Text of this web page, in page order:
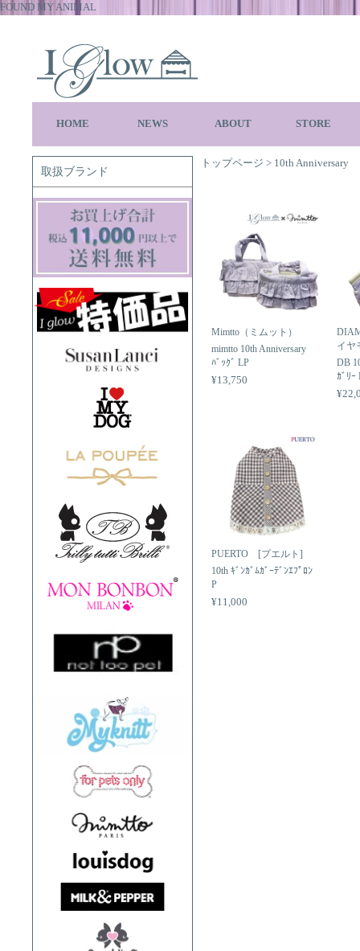
FOUND MY ANIMAL
HOME NEWS ABOUT STORE
取扱ブランド
トップページ > 10th Anniversary
Mimtto（ミムット）
mimtto 10th Anniversary
ﾊﾞｯｸﾞ LP
¥13,750
イヤ
DB
ｶﾞﾘｰ
PUERTO [プエルト]
10th ｷﾞﾝｶﾞﾑｶﾞｰﾃﾞﾝｴﾌﾟﾛﾝ
P
¥11,000